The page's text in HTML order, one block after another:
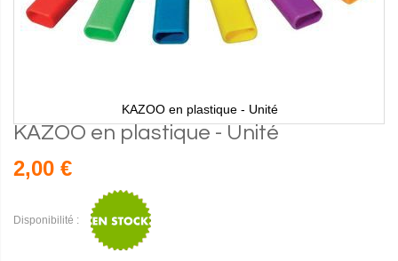
KAZOO en plastique - Unité
KAZOO en plastique - Unité
2,00 €
Disponibilité :